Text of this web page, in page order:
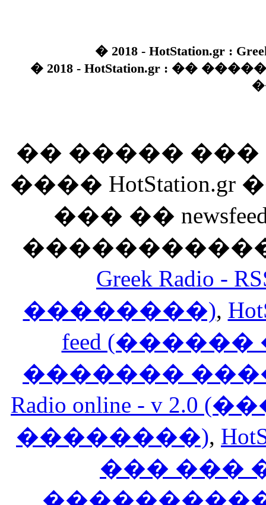
� 2018 - HotStation.gr :
� 2018 - HotStation.gr : ��
�� �����
����
��� ��
Greek Radio
��������),
feed
�������
Radio online - v
��������),
��� ���